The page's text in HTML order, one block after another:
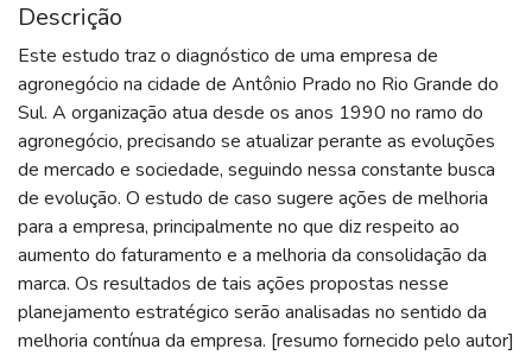
Descrição
Este estudo traz o diagnóstico de uma empresa de
agronegócio na cidade de Antônio Prado no Rio Grande do
Sul. A organização atua desde os anos 1990 no ramo do
agronegócio, precisando se atualizar perante as evoluções
de mercado e sociedade, seguindo nessa constante busca
de evolução. O estudo de caso sugere ações de melhoria
para a empresa, principalmente no que diz respeito ao
aumento do faturamento e a melhoria da consolidação da
marca. Os resultados de tais ações propostas nesse
planejamento estratégico serão analisadas no sentido da
melhoria contínua da empresa. [resumo fornecido pelo autor]